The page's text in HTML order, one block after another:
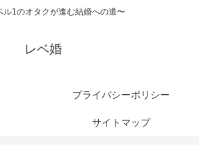
ル1のオタクが進む結婚への道〜
レベ婚
プライバシーポリシー
サイトマップ